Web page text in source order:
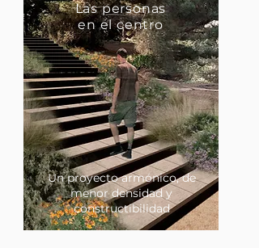
Un proyecto armónico, de
menor densidad y
constructibilidad
Las personas
en el centro